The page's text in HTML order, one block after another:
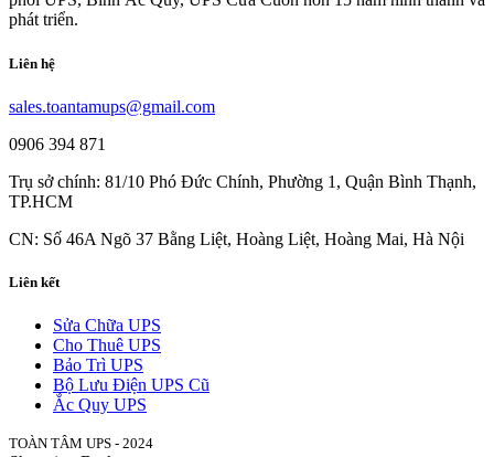
phát triển.
Liên hệ
sales.toantamups@gmail.com
0906 394 871
Trụ sở chính: 81/10 Phó Đức Chính, Phường 1, Quận Bình Thạnh,
TP.HCM
CN: Số 46A Ngõ 37 Bằng Liệt, Hoàng Liệt, Hoàng Mai, Hà Nội
Liên kết
Sửa Chữa UPS
Cho Thuê UPS
Bảo Trì UPS
Bộ Lưu Điện UPS Cũ
Ắc Quy UPS
TOÀN TÂM UPS - 2024